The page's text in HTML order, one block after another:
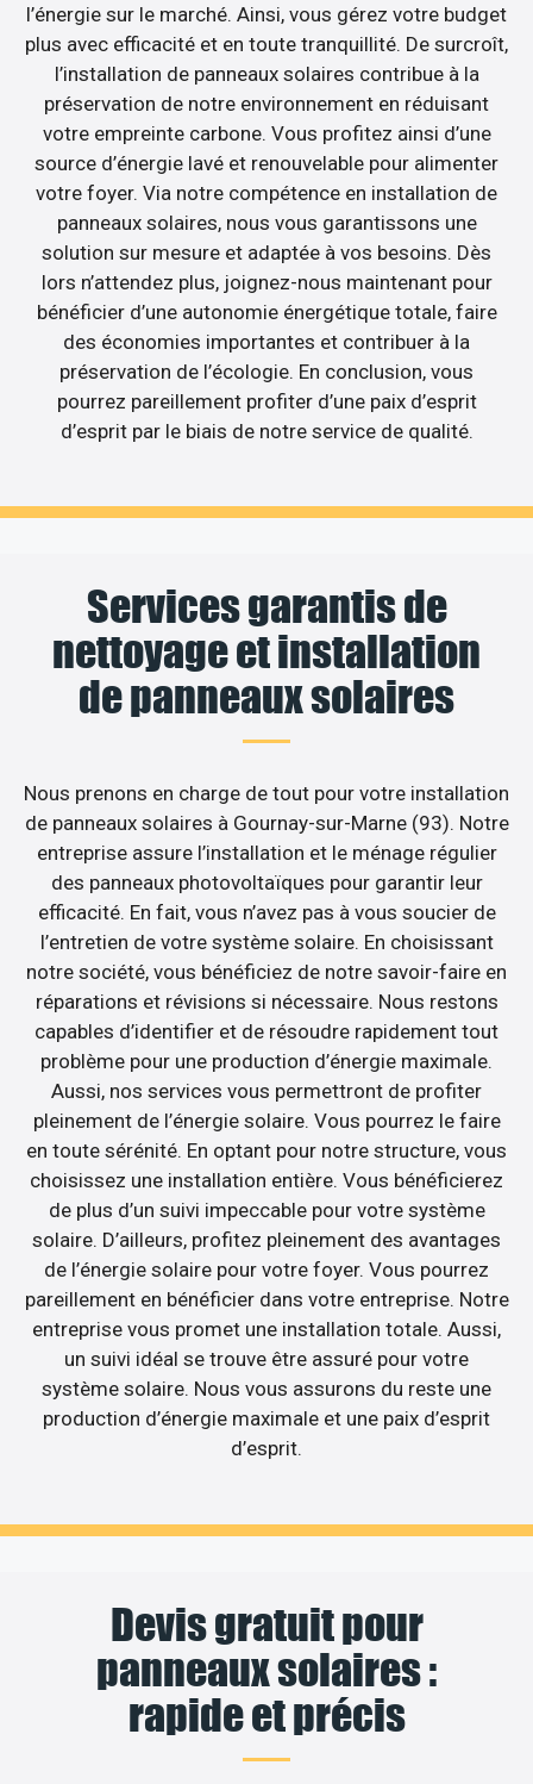
l’énergie sur le marché. Ainsi, vous gérez votre budget
plus avec efficacité et en toute tranquillité. De surcroît,
l’installation de panneaux solaires contribue à la
préservation de notre environnement en réduisant
votre empreinte carbone. Vous profitez ainsi d’une
source d’énergie lavé et renouvelable pour alimenter
votre foyer. Via notre compétence en installation de
panneaux solaires, nous vous garantissons une
solution sur mesure et adaptée à vos besoins. Dès
lors n’attendez plus, joignez-nous maintenant pour
bénéficier d’une autonomie énergétique totale, faire
des économies importantes et contribuer à la
préservation de l’écologie. En conclusion, vous
pourrez pareillement profiter d’une paix d’esprit
d’esprit par le biais de notre service de qualité.
Services garantis de
nettoyage et installation
de panneaux solaires
Nous prenons en charge de tout pour votre installation
de panneaux solaires à Gournay-sur-Marne (93). Notre
entreprise assure l’installation et le ménage régulier
des panneaux photovoltaïques pour garantir leur
efficacité. En fait, vous n’avez pas à vous soucier de
l’entretien de votre système solaire. En choisissant
notre société, vous bénéficiez de notre savoir-faire en
réparations et révisions si nécessaire. Nous restons
capables d’identifier et de résoudre rapidement tout
problème pour une production d’énergie maximale.
Aussi, nos services vous permettront de profiter
pleinement de l’énergie solaire. Vous pourrez le faire
en toute sérénité. En optant pour notre structure, vous
choisissez une installation entière. Vous bénéficierez
de plus d’un suivi impeccable pour votre système
solaire. D’ailleurs, profitez pleinement des avantages
de l’énergie solaire pour votre foyer. Vous pourrez
pareillement en bénéficier dans votre entreprise. Notre
entreprise vous promet une installation totale. Aussi,
un suivi idéal se trouve être assuré pour votre
système solaire. Nous vous assurons du reste une
production d’énergie maximale et une paix d’esprit
d’esprit.
Devis gratuit pour
panneaux solaires :
rapide et précis